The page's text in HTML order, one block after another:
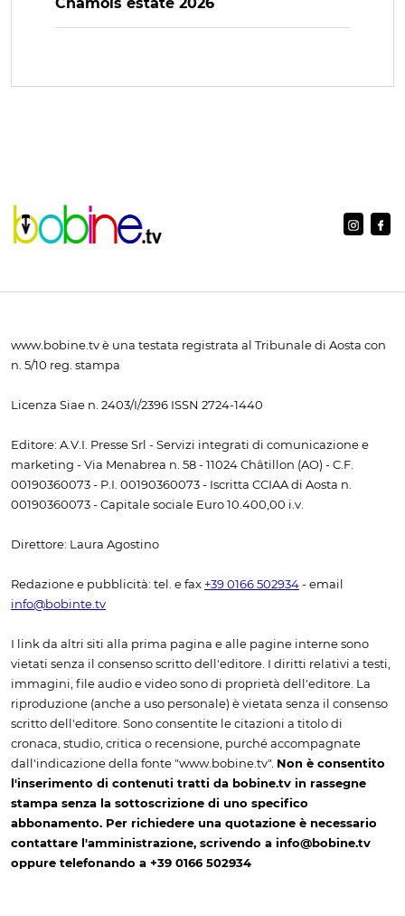
www.bobine.tv è una testata registrata al Tribunale di Aosta con
n. 5/10 reg. stampa
Licenza Siae n. 2403/I/2396 ISSN 2724-1440
Editore: A.V.I. Presse Srl - Servizi integrati di comunicazione e
marketing - Via Menabrea n. 58 - 11024 Châtillon (AO) - C.F.
00190360073 - P.I. 00190360073 - Iscritta CCIAA di Aosta n.
00190360073 - Capitale sociale Euro 10.400,00 i.v.
Direttore: Laura Agostino
Redazione e pubblicità: tel. e fax +39 0166 502934 - email
info@bobinte.tv
I link da altri siti alla prima pagina e alle pagine interne sono
vietati senza il consenso scritto dell'editore. I diritti relativi a testi,
immagini, file audio e video sono di proprietà dell'editore. La
riproduzione (anche a uso personale) è vietata senza il consenso
scritto dell'editore. Sono consentite le citazioni a titolo di
cronaca, studio, critica o recensione, purché accompagnate
dall'indicazione della fonte "www.bobine.tv". Non è consentito
l'inserimento di contenuti tratti da bobine.tv in rassegne
stampa senza la sottoscrizione di uno specifico
abbonamento. Per richiedere una quotazione è necessario
contattare l'amministrazione, scrivendo a info@bobine.tv
oppure telefonando a +39 0166 502934